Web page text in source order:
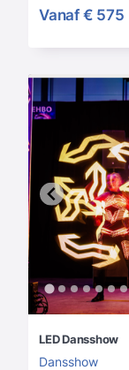
Vanaf € 575
LED Dansshow
Dansshow